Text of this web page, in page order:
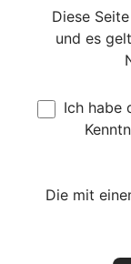
Diese
und es
Ich habe
Die mit